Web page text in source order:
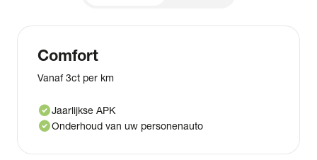
Comfort
Vanaf 3ct per km
check_circleJaarlijkse APK
check_circleOnderhoud van uw personenauto